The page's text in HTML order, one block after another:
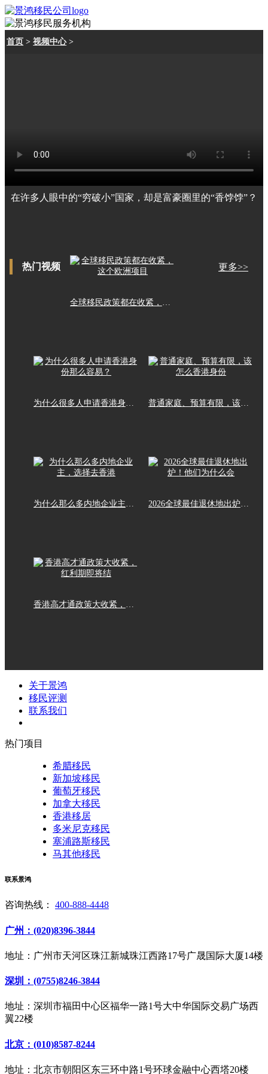
首页 >视频中心>
在许多人眼中的“穷破小”国家，却是富豪圈里的“香饽饽”？
热门视频 更多>>
全球移民政策都在收紧，这个欧洲项目
为什么很多人申请香港身份那么容易？ 普通家庭、预算有限，该怎么香港身份
关于景鸿
移民评测
联系我们
热门项目
希腊移民
新加坡移民
葡萄牙移民
加拿大移民
香港移居
多米尼克移民
塞浦路斯移民
马其他移民
联系景鸿
咨询热线： 400-888-4448
广州：(020)8396-3844
地址：广州市天河区珠江新城珠江西路17号广晟国际大厦14楼
深圳：(0755)8246-3844
地址：深圳市福田中心区福华一路1号大中华国际交易广场西
翼22楼
北京：(010)8587-8244
地址：北京市朝阳区东三环中路1号环球金融中心西塔20楼